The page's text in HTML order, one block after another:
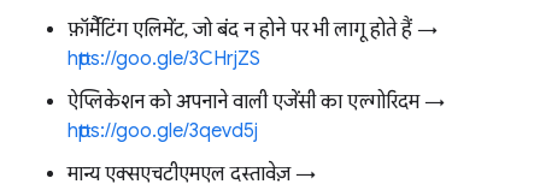
फ़ॉर्मैटिंग एलिमेंट, जो बंद न होने पर भी लागू होते हैं →
https://goo.gle/3CHrjZS
ऐप्लिकेशन को अपनाने वाली एजेंसी का एल्गोरिदम →
https://goo.gle/3qevd5j
मान्य एक्सएचटीएमएल दस्तावेज़ →